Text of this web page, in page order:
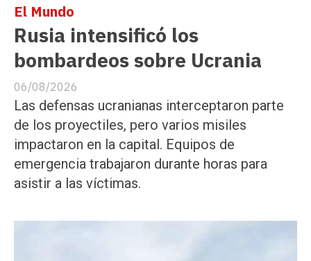
Rusia intensificó los
bombardeos sobre Ucrania
El Mundo
06/08/2026
Las defensas ucranianas interceptaron parte
de los proyectiles, pero varios misiles
impactaron en la capital. Equipos de
emergencia trabajaron durante horas para
asistir a las víctimas.